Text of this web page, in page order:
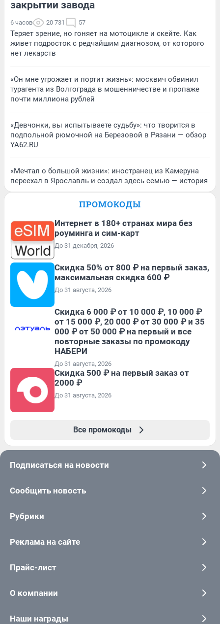
закрытии завода
6 часов 20 731 57
Теряет зрение, но гоняет на мотоцикле и скейте. Как
живет подросток с редчайшим диагнозом, от которого
нет лекарств
«Он мне угрожает и портит жизнь»: москвич обвинил
турагента из Волгограда в мошенничестве и пропаже
почти миллиона рублей
«Девчонки, вы испытываете судьбу»: что творится в
подпольной рюмочной на Березовой в Рязани — обзор
YA62.RU
«Мечтал о большой жизни»: иностранец из Камеруна
переехал в Ярославль и создал здесь семью — история
ПРОМОКОДЫ
Интернет в 180+ странах мира без
роуминга и сим-карт
До 31 декабря, 2026
Скидка 50% от 800 ₽ на первый заказ,
максимальная скидка 600 ₽
До 31 августа, 2026
Скидка 6 000 ₽ от 10 000 ₽, 10 000 ₽
от 15 000 ₽, 20 000 ₽ от 30 000 ₽ и 35
000 ₽ от 50 000 ₽ на первый и все
повторные заказы по промокоду
НАБЕРИ
До 31 августа, 2026
Скидка 500 ₽ на первый заказ от
2000 ₽
До 31 августа, 2026
Все промокоды
Подписаться на новости
Сообщить новость
Рубрики
Реклама на сайте
Прайс-лист
О компании
Наши награды